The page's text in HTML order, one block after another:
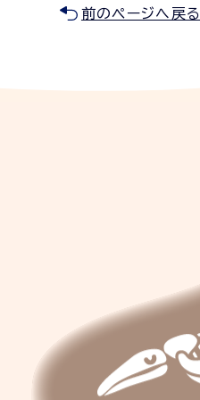
前のページへ戻る